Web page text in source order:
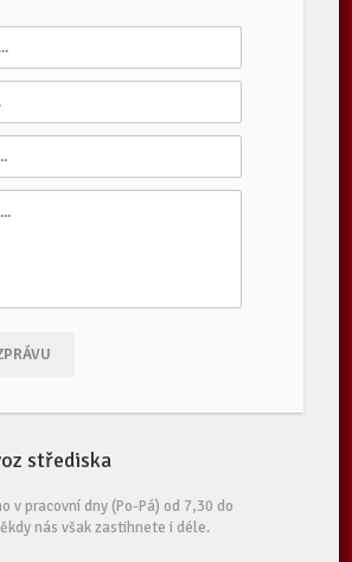
střediska
v pracovní dny (Po-Pá) od 7,30 do
nás však zastihnete i déle.